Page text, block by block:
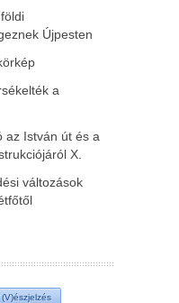
Újpesten
a
az István út és a
X.
változások
(V)észjelzés